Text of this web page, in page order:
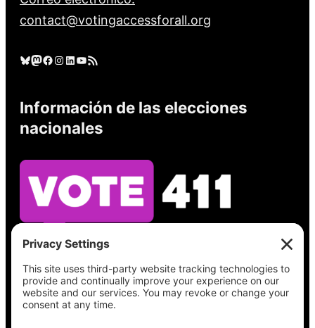
contact@votingaccessforall.org
Cielo azul Mastodonte Facebook Instagram LinkedIn YouTube Feed RSS
Información de las elecciones
nacionales
Vea lo que hay en su boleta, encuentre su
lugar de votación, verifique el estado de su
registro y obtenga toda la información